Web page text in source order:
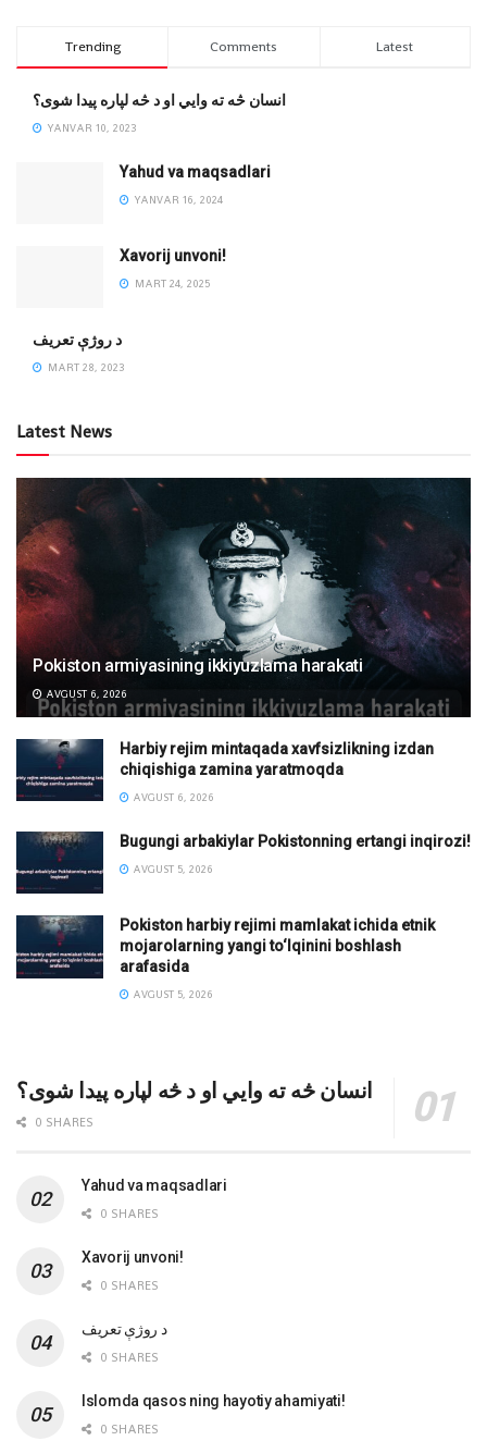
Trending Comments Latest
انسان څه ته وایي او د څه لپاره پیدا شوی؟
YANVAR 10, 2023
Yahud va maqsadlari
YANVAR 16, 2024
Xavorij unvoni!
MART 24, 2025
‌د روژې تعریف
MART 28, 2023
Latest News
Pokiston armiyasining ikkiyuzlama harakati
AVGUST 6, 2026
Harbiy rejim mintaqada xavfsizlikning izdan
chiqishiga zamina yaratmoqda
AVGUST 6, 2026
Bugungi arbakiylar Pokistonning ertangi inqirozi!
AVGUST 5, 2026
Pokiston harbiy rejimi mamlakat ichida etnik
mojarolarning yangi to‘lqinini boshlash
arafasida
AVGUST 5, 2026
انسان څه ته وایي او د څه لپاره پیدا شوی؟
0 SHARES
Yahud va maqsadlari
0 SHARES
Xavorij unvoni!
0 SHARES
‌د روژې تعریف
0 SHARES
Islomda qasos ning hayotiy ahamiyati!
0 SHARES